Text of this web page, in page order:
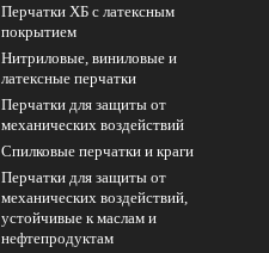
Перчатки ХБ с латексным
покрытием
Нитриловые, виниловые и
латексные перчатки
Перчатки для защиты от
механических воздействий
Cпилковые перчатки и краги
Перчатки для защиты от
механических воздействий,
устойчивые к маслам и
нефтепродуктам